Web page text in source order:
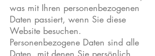
was mit Ihren personenbezogenen
Daten passiert, wenn Sie diese
Website besuchen.
Personenbezogene Daten sind alle
Daten, mit denen Sie persönlich